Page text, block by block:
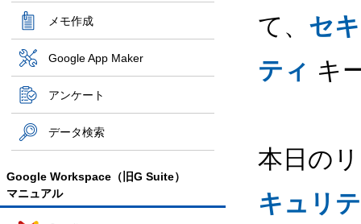
メモ作成
Google App Maker
アンケート
データ検索
Google Workspace（旧G Suite）
マニュアル
て、 セ
ティ キ
本日の
キュリ